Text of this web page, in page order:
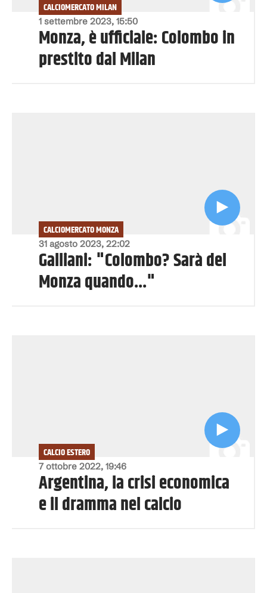
1 settembre 2023, 15:50
CALCIOMERCATO MILAN
Monza, è ufficiale: Colombo in
prestito dal Milan
31 agosto 2023, 22:02
CALCIOMERCATO MONZA
Galliani: "Colombo? Sarà del
Monza quando..."
7 ottobre 2022, 19:46
CALCIO ESTERO
Argentina, la crisi economica
e il dramma nel calcio